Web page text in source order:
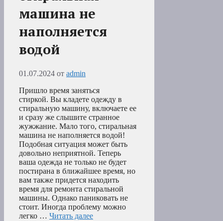
машина не
наполняется
водой
01.07.2024 от admin
Пришло время заняться
стиркой. Вы кладете одежду в
стиральную машину, включаете ее
и сразу же слышите странное
жужжание. Мало того, стиральная
машина не наполняется водой!
Подобная ситуация может быть
довольно неприятной. Теперь
ваша одежда не только не будет
постирана в ближайшее время, но
вам также придется находить
время для ремонта стиральной
машины. Однако паниковать не
стоит. Иногда проблему можно
легко … Читать далее